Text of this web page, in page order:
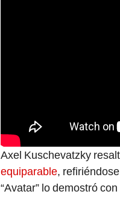
Axel Kuschevatzky
equiparable,
“Avatar” lo demostró